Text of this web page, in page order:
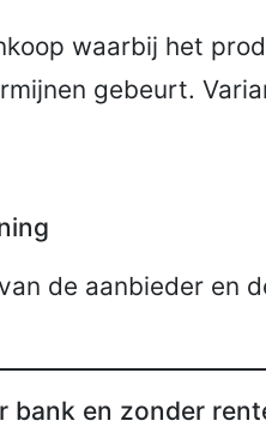
waarbij het
gebeurt.
de aanbieder en
bank en zonder